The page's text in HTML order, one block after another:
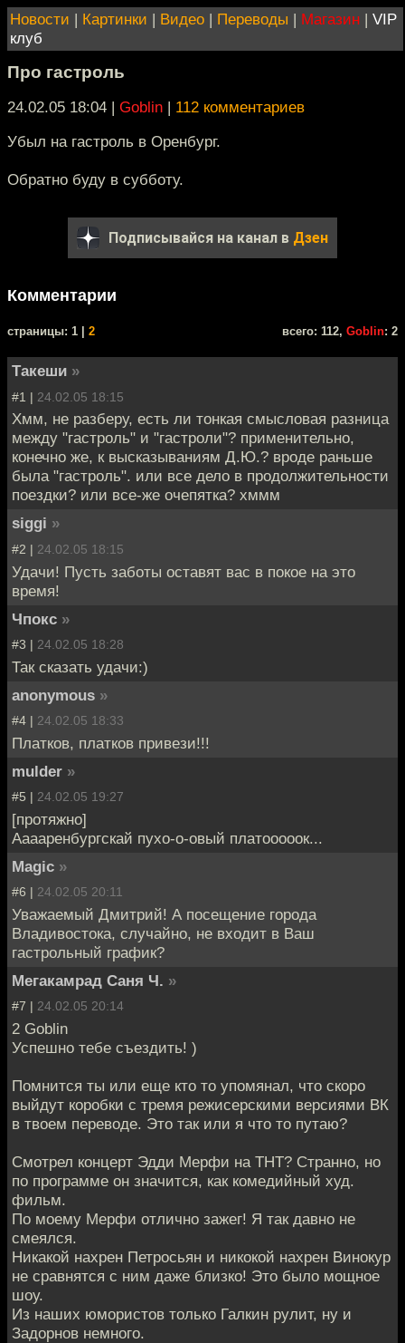
Новости | Картинки | Видео | Переводы | Магазин | VIP
клуб
Про гастроль
24.02.05 18:04 | Goblin | 112 комментариев
Убыл на гастроль в Оренбург.
Обратно буду в субботу.
Подписывайся на канал в Дзен
Комментарии
cтраницы: 1 | 2 всего: 112, Goblin: 2
Такеши »
#1 | 24.02.05 18:15
Хмм, не разберу, есть ли тонкая смысловая разница
между "гастроль" и "гастроли"? применительно,
конечно же, к высказываниям Д.Ю.? вроде раньше
была "гастроль". или все дело в продолжительности
поездки? или все-же очепятка? хммм
siggi »
#2 | 24.02.05 18:15
Удачи! Пусть заботы оставят вас в покое на это
время!
Чпокс »
#3 | 24.02.05 18:28
Так сказать удачи:)
anonymous »
#4 | 24.02.05 18:33
Платков, платков привези!!!
mulder »
#5 | 24.02.05 19:27
[протяжно]
Ааааренбургскай пухо-о-овый платооооок...
Magic »
#6 | 24.02.05 20:11
Уважаемый Дмитрий! А посещение города
Владивостока, случайно, не входит в Ваш
гастрольный график?
Мегакамрад Саня Ч. »
#7 | 24.02.05 20:14
2 Goblin
Успешно тебе съездить! )
Помнится ты или еще кто то упомянал, что скоро
выйдут коробки с тремя режисерскими версиями ВК
в твоем переводе. Это так или я что то путаю?
Смотрел концерт Эдди Мерфи на ТНТ? Странно, но
по программе он значится, как комедийный худ.
фильм.
По моему Мерфи отлично зажег! Я так давно не
смеялся.
Никакой нахрен Петросьян и никокой нахрен Винокур
не сравнятся с ним даже близко! Это было мощное
шоу.
Из наших юмористов только Галкин рулит, ну и
Задорнов немного.